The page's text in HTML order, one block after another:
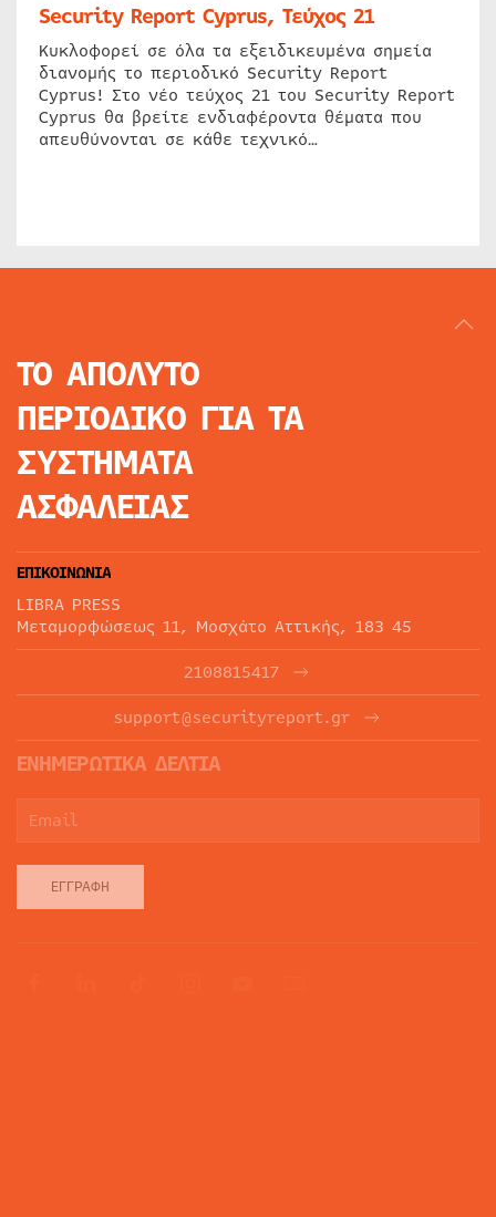
Security Report Cyprus, Τεύχος 21
Κυκλοφορεί σε όλα τα εξειδικευμένα σημεία
διανομής το περιοδικό Security Report
Cyprus! Στο νέο τεύχος 21 του Security Report
Cyprus θα βρείτε ενδιαφέροντα θέματα που
απευθύνονται σε κάθε τεχνικό…
ΤΟ ΑΠΟΛΥΤΟ
ΠΕΡΙΟΔΙΚΟ ΓΙΑ ΤΑ
ΣΥΣΤΗΜΑΤΑ
ΑΣΦΑΛΕΙΑΣ
ΕΠΙΚΟΙΝΩΝΙΑ
LIBRA PRESS
Μεταμορφώσεως 11, Μοσχάτο Αττικής, 183 45
2108815417
support@securityreport.gr
ΕΝΗΜΕΡΩΤΙΚΑ ΔΕΛΤΙΑ
ΕΓΓΡΑΦΉ